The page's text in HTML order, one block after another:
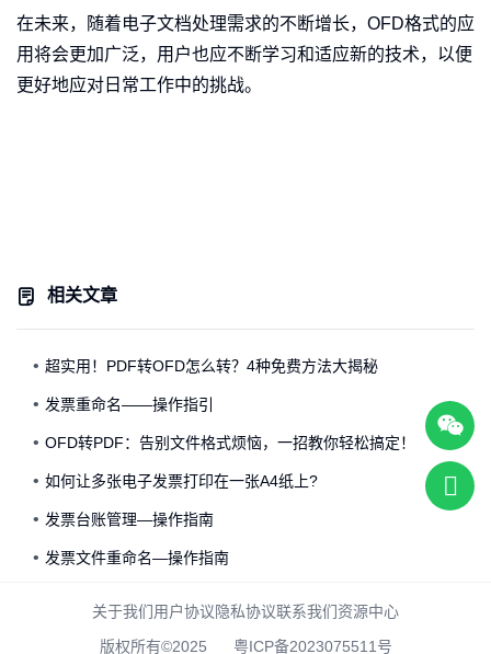
在未来，随着电子文档处理需求的不断增长，OFD格式的应
用将会更加广泛，用户也应不断学习和适应新的技术，以便
更好地应对日常工作中的挑战。
相关文章
超实用！PDF转OFD怎么转？4种免费方法大揭秘
发票重命名——操作指引
OFD转PDF：告别文件格式烦恼，一招教你轻松搞定！
如何让多张电子发票打印在一张A4纸上?
发票台账管理—操作指南
发票文件重命名—操作指南
关于我们用户协议隐私协议联系我们资源中心
版权所有©2025
粤ICP备2023075511号